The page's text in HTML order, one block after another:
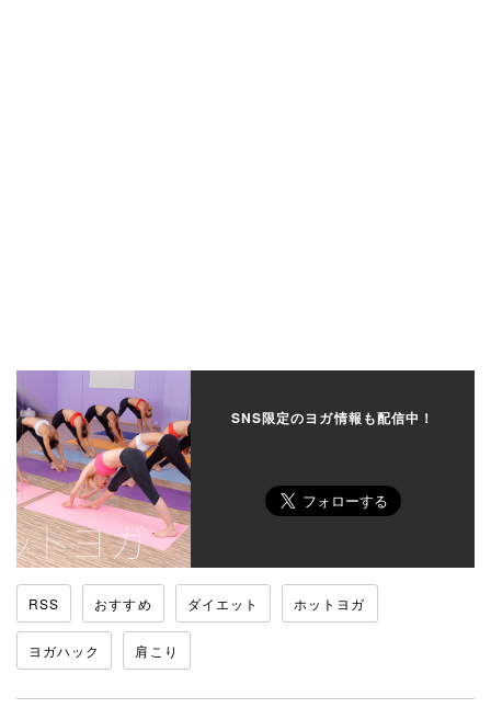
SNS限定のヨガ情報も配信中！
RSS おすすめ ダイエット ホットヨガ
ヨガハック 肩こり